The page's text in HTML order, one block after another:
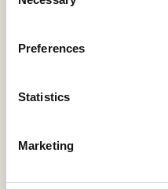
Preferences
Statistics
Marketing
J. Adams & Co